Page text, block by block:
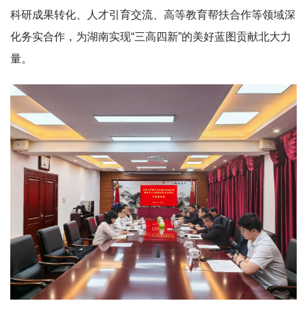
科研成果转化、人才引育交流、高等教育帮扶合作等领域深
化务实合作，为湖南实现“三高四新”的美好蓝图贡献北大力
量。